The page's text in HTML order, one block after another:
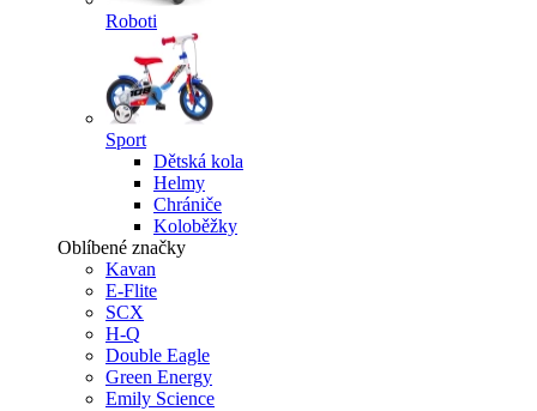
Roboti
Sport
Dětská kola
Helmy
Chrániče
Koloběžky
Oblíbené značky
Kavan
E-Flite
SCX
H-Q
Double Eagle
Green Energy
Emily Science